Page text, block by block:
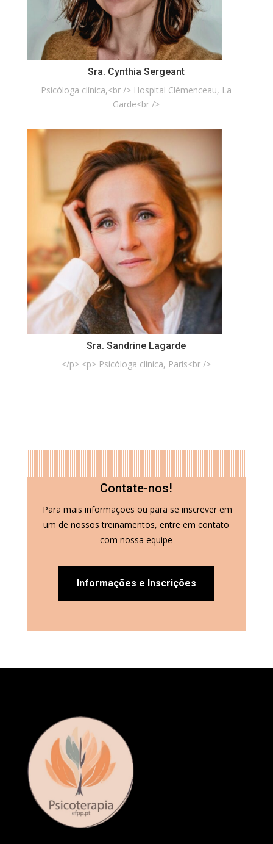
Sra. Cynthia Sergeant
Psicóloga clínica,<br /> Hospital Clémenceau, La
Garde<br />
Sra. Sandrine Lagarde
</p> <p> Psicóloga clínica, Paris<br />
Contate-nos!
Para mais informações ou para se inscrever em
um de nossos treinamentos, entre em contato
com nossa equipe
Informações e Inscrições